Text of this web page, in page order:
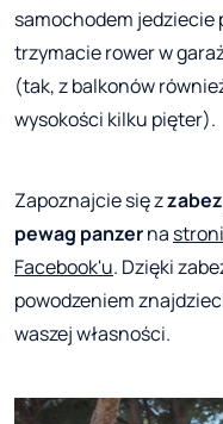
samochodem jedziecie
trzymacie rower w
(tak, z balkonów
wysokości kilku pięter).
Zapoznajcie się z
pewag panzerna
Facebook'u. Dzięki
powodzeniem
waszej własności.